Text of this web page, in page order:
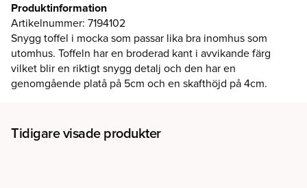
Produktinformation
Artikelnummer: 7194102
Snygg toffel i mocka som passar lika bra inomhus som
utomhus. Toffeln har en broderad kant i avvikande färg
vilket blir en riktigt snygg detalj och den har en
genomgående platå på 5cm och en skafthöjd på 4cm.
Tidigare visade produkter